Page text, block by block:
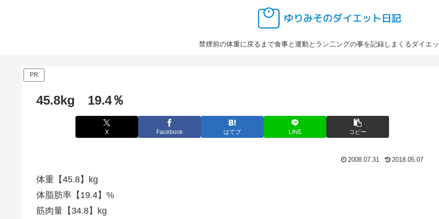
禁煙前の体重に戻るまで食事と運動とラン二ングの事を記録しまくるダイエ
PR
45.8kg 19.4％
X Facebook はてブ LINE コピー
2008.07.31 2018.05.07
体重【45.8】kg
体脂肪率【19.4】%
筋肉量【34.8】kg